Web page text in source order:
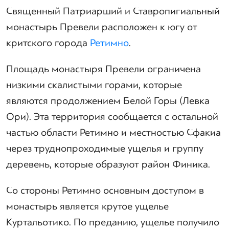
Священный Патриарший и Ставропигиальный
монастырь Превели расположен к югу от
критского города Ретимно.
Площадь монастыря Превели ограничена
низкими скалистыми горами, которые
являются продолжением Белой Горы (Левка
Ори). Эта территория сообщается с остальной
частью области Ретимно и местностью Сфакиа
через труднопроходимые ущелья и группу
деревень, которые образуют район Финика.
Со стороны Ретимно основным доступом в
монастырь является крутое ущелье
Куртальотико. По преданию, ущелье получило